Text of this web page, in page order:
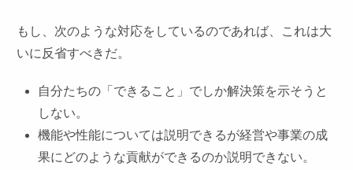
もし、次のような対応をしているのであれば、これは大
いに反省すべきだ。
自分たちの「できること」でしか解決策を示そうと
しない。
機能や性能については説明できるが経営や事業の成
果にどのような貢献ができるのか説明できない。